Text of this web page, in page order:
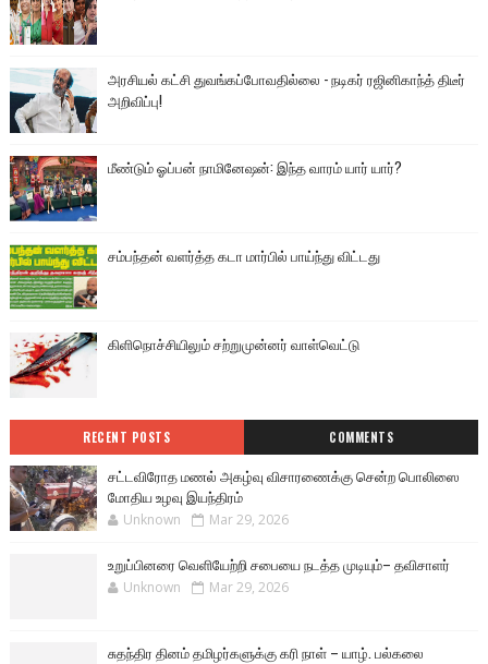
அரசியல் கட்சி துவங்கப்போவதில்லை - நடிகர் ரஜினிகாந்த் திடீர்
அறிவிப்பு!
மீண்டும் ஓப்பன் நாமினேஷன்: இந்த வாரம் யார் யார்?
சம்பந்தன் வளர்த்த கடா மார்பில் பாய்ந்து விட்டது
கிளிநொச்சியிலும் சற்றுமுன்னர் வாள்வெட்டு
RECENT POSTS COMMENTS
சட்டவிரோத மணல் அகழ்வு விசாரணைக்கு சென்ற பொலிஸை
மோதிய உழவு இயந்திரம்
Unknown Mar 29, 2026
உறுப்பினரை வெளியேற்றி சபையை நடத்த முடியும்– தவிசாளர்
Unknown Mar 29, 2026
சுதந்திர தினம் தமிழர்களுக்கு கரி நாள் – யாழ். பல்கலை